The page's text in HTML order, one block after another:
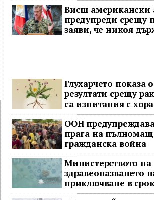
Висш американски
предупреди срещу
заяви, че никоя
Глухарчето
резултати срещу
са изпитания с хора
ООН
прага на
гражданска война
Министерството на
здравеопазването
приключване в
ключови